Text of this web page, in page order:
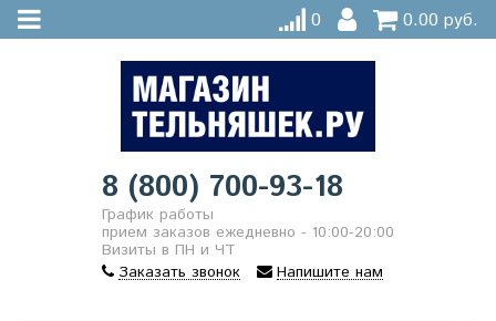
0 0.00 руб.
8 (800) 700-93-18
График работы
прием заказов ежедневно - 10:00-20:00
Визиты в ПН и ЧТ
Заказать звонок
Напишите нам